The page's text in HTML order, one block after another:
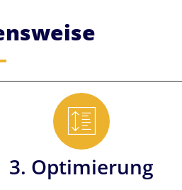
3. Optimierung